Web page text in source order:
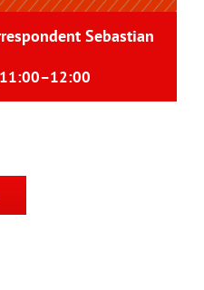
Sebastian
–12:00